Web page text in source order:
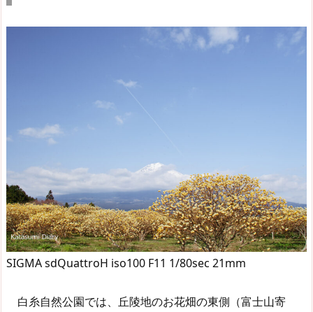
SIGMA sdQuattroH iso100 F11 1/80sec 21mm
白糸自然公園では、丘陵地のお花畑の東側（富士山寄